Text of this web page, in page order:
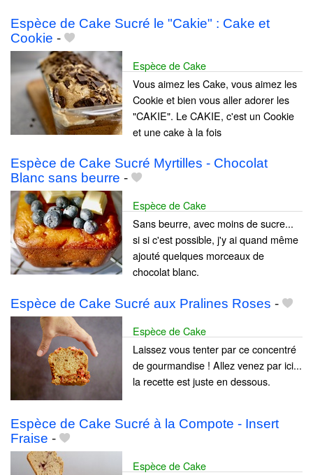
Espèce de Cake Sucré le "Cakie" : Cake et
Cookie -
Espèce de Cake
Vous aimez les Cake, vous aimez les
Cookie et bien vous aller adorer les
"CAKIE". Le CAKIE, c'est un Cookie
et une cake à la fois
Espèce de Cake Sucré Myrtilles - Chocolat
Blanc sans beurre -
Espèce de Cake
Sans beurre, avec moins de sucre...
si si c'est possible, j'y ai quand même
ajouté quelques morceaux de
chocolat blanc.
Espèce de Cake Sucré aux Pralines Roses -
Espèce de Cake
Laissez vous tenter par ce concentré
de gourmandise ! Allez venez par ici...
la recette est juste en dessous.
Espèce de Cake Sucré à la Compote - Insert
Fraise -
Espèce de Cake